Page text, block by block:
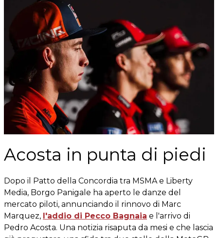
Acosta in punta di piedi
Dopo il Patto della Concordia tra MSMA e Liberty
Media, Borgo Panigale ha aperto le danze del
mercato piloti, annunciando il rinnovo di Marc
Marquez, l'addio di Pecco Bagnaia e l'arrivo di
Pedro Acosta. Una notizia risaputa da mesi e che lascia